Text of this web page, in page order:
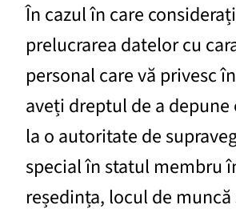
În cazul în care
prelucrarea datelor cu
personal care vă privesc
aveți dreptul de a depune
la o autoritate de
special în statul membru
reședința, locul de